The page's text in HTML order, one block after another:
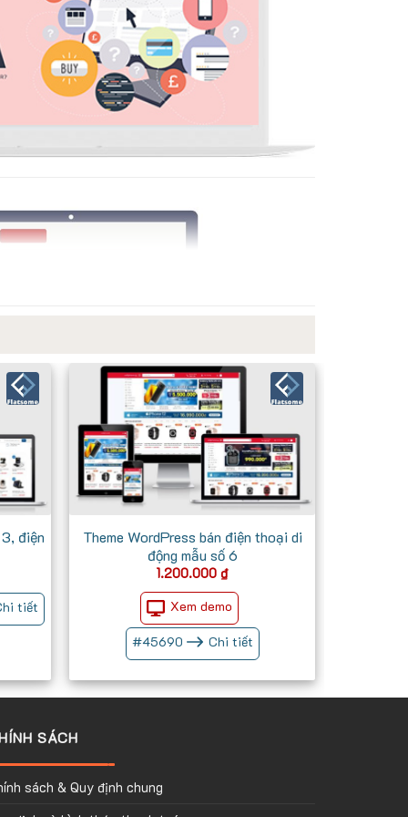
điện
₫.
tiết
Theme WordPress bán điện thoại di
động mẫu số 6
1.200.000 ₫
Xem demo
#45690 Chi tiết
SÁCH
sách & Quy định chung